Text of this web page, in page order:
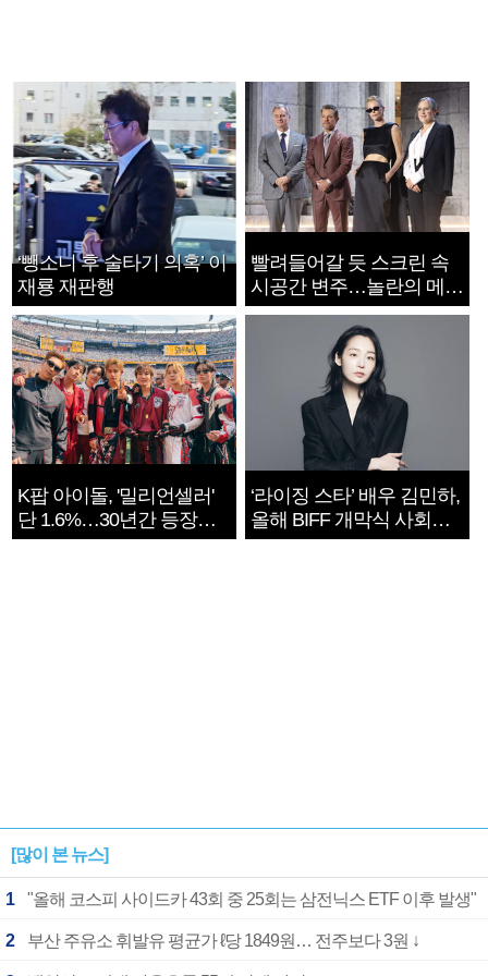
‘뺑소니 후 술타기 의혹’ 이
재룡 재판행
빨려들어갈 듯 스크린 속
시공간 변주…놀란의 메시
지는 ‘전쟁 속죄’
K팝 아이돌, '밀리언셀러'
단 1.6%…30년간 등장
1182개팀 전수조사
‘라이징 스타’ 배우 김민하,
올해 BIFF 개막식 사회자
확정
[많이 본 뉴스]
1 "올해 코스피 사이드카 43회 중 25회는 삼전닉스 ETF 이후 발생"
2 부산 주유소 휘발유 평균가 ℓ당 1849원… 전주보다 3원 ↓